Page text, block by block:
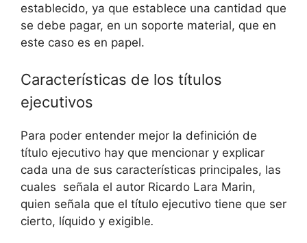
establecido, ya que establece una cantidad que
se debe pagar, en un soporte material, que en
este caso es en papel.
Características de los títulos
ejecutivos
Para poder entender mejor la definición de
título ejecutivo hay que mencionar y explicar
cada una de sus características principales, las
cuales señala el autor Ricardo Lara Marin,
quien señala que el título ejecutivo tiene que ser
cierto, líquido y exigible.